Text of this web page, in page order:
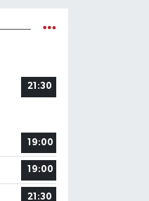
21:30
19:00
19:00
21:30